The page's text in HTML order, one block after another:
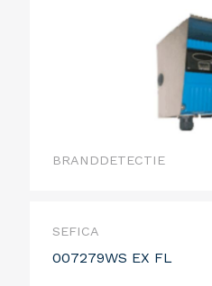
BRANDDETECTIE
SEFICA
007279WS EX FL